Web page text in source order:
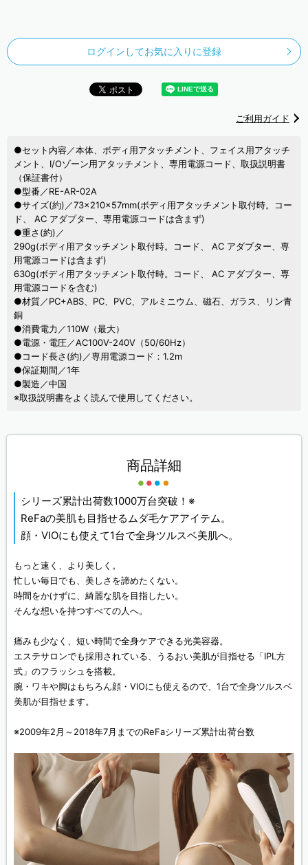
ログインしてお気に入りに登録
ご利用ガイド
●セット内容／本体、ボディ用アタッチメント、フェイス用アタッチ
メント、I/Oゾーン用アタッチメント、専用電源コード、取扱説明書
（保証書付）
●型番／RE-AR-02A
●サイズ(約)／73×210×57mm(ボディ用アタッチメント取付時。コー
ド、 AC アダプター、専用電源コードは含まず)
●重さ(約)／
290g(ボディ用アタッチメント取付時。コード、 AC アダプター、専
用電源コードは含まず)
630g(ボディ用アタッチメント取付時。コード、 AC アダプター、専
用電源コードを含む)
●材質／PC+ABS、PC、PVC、アルミニウム、磁石、ガラス、リン青
銅
●消費電力／110W（最大）
●電源・電圧／AC100V-240V（50/60Hz）
●コード長さ(約)／専用電源コード：1.2m
●保証期間／1年
●製造／中国
※取扱説明書をよく読んで使用してください。
商品詳細
シリーズ累計出荷数1000万台突破！※
ReFaの美肌も目指せるムダ毛ケアアイテム。
顔・VIOにも使えて1台で全身ツルスベ美肌へ。
もっと速く、より美しく。
忙しい毎日でも、美しさを諦めたくない。
時間をかけずに、綺麗な肌を目指したい。
そんな想いを持つすべての人へ。
痛みも少なく、短い時間で全身ケアできる光美容器。
エステサロンでも採用されている、うるおい美肌が目指せる「IPL方
式」のフラッシュを搭載。
腕・ワキや脚はもちろん顔・VIOにも使えるので、1台で全身ツルスベ
美肌が目指せます。
※2009年2月～2018年7月までのReFaシリーズ累計出荷台数